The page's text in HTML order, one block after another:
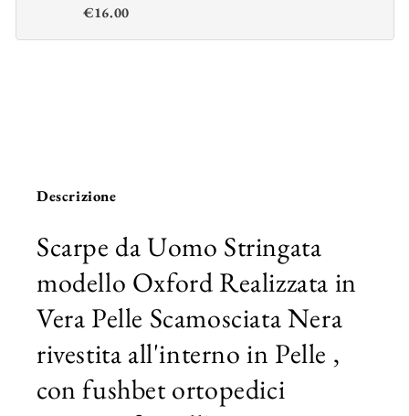
UOMO - Sacchetto
Portascarpe + Spazzola
€16.00
Descrizione
Scarpe da Uomo Stringata
modello Oxford Realizzata in
Vera Pelle Scamosciata Nera
rivestita all'interno in Pelle ,
con fushbet ortopedici